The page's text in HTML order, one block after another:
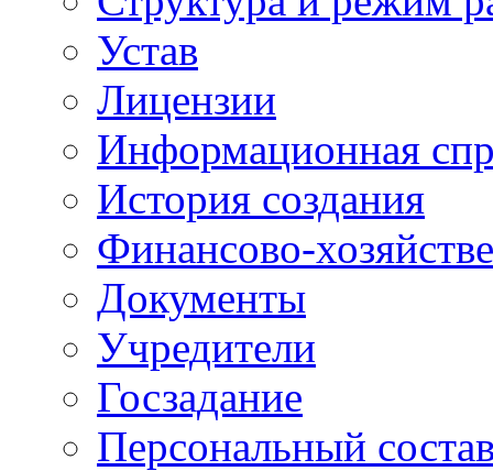
Устав
Лицензии
Информационная
История создания
Финансово-
Документы
Учредители
Госзадание
Персональный